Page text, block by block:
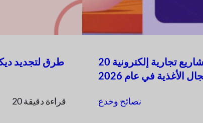
20 قراءة دقيقة
20 فكرة مربحة لمشاريع تجارية إلكترونية
الأغذية في عام 2026
نصائح وخدع